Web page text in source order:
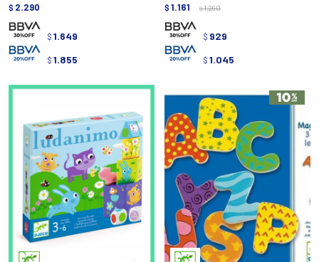
$ 2.290
$ 1.649
$ 1.855
$ 1.161 $ 1.290
$ 929
$ 1.045